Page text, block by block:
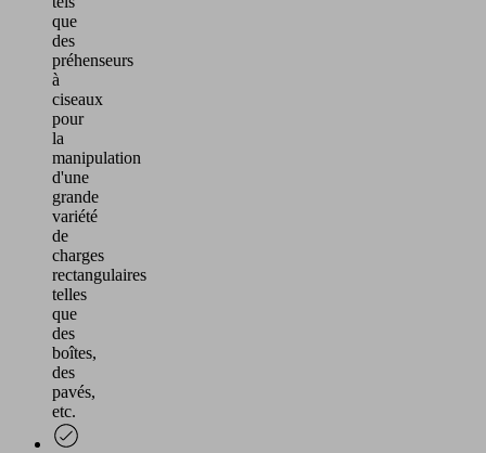
que
des
préhenseurs
à
ciseaux
pour
la
manipulation
d'une
grande
variété
de
charges
rectangulaires
telles
que
des
boîtes,
des
pavés,
etc.